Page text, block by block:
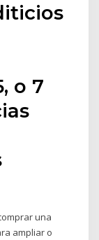
o 7
una
ampliar o